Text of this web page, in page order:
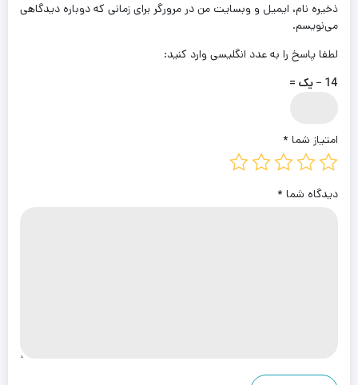
ذخیره نام، ایمیل و وبسایت من در مرورگر برای زمانی که دوباره دیدگاهی
می‌نویسم.
لطفا پاسخ را به عدد انگلیسی وارد کنید:
14 − یک =
امتیاز شما *
دیدگاه شما *